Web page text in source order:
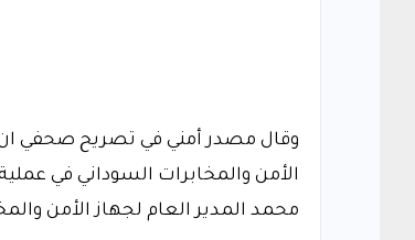
الأمن والمخابرات السوداني في
محمد المدير العام لجهاز الأمن